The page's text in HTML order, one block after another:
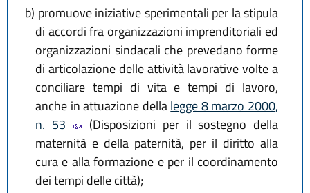
b) promuove iniziative sperimentali per la stipula
di accordi fra organizzazioni imprenditoriali ed
organizzazioni sindacali che prevedano forme
di articolazione delle attività lavorative volte a
conciliare tempi di vita e tempi di lavoro,
anche in attuazione dellalegge 8 marzo 2000,
n. 53
(Disposizioni per il sostegno della
maternità e della paternità, per il diritto alla
cura e alla formazione e per il coordinamento
dei tempi delle città);